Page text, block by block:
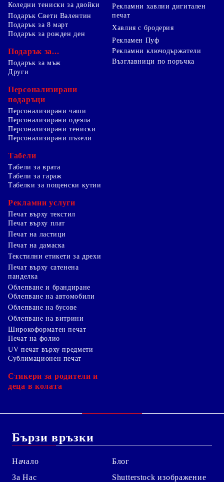
Коледни тениски за двойки
Подарък Свети Валентин
Подарък за 8 март
Подарък за рожден ден
Подарък за...
Подарък за мъж
Рекламни хавлии дигитален
печат
Хавлия с бродерия
Рекламен Пуф
Рекламни ключодържатели
Възглавници по поръчка
Други
Персонализирани
подаръци
Персонализирани чаши
Персонализирани одеяла
Персонализирани тениски
Персонализирани пъзели
Табели
Табели за врата
Табели за гараж
Табелки за пощенски кутии
Рекламни услуги
Печат върху текстил
Печат върху плат
Печат на ластици
Печат на дамаска
Текстилни етикети за дрехи
Печат върху сатенена
панделка
Облепване и брандиране
Облепване на автомобили
Облепване на бусове
Облепване на витрини
Широкоформатен печат
Печат на фолио
UV печат върху предмети
Сублимационен печат
Стикери за родители и
деца в колата
Бързи връзки
Начало
За Нас
Блог
Shutterstock изображение